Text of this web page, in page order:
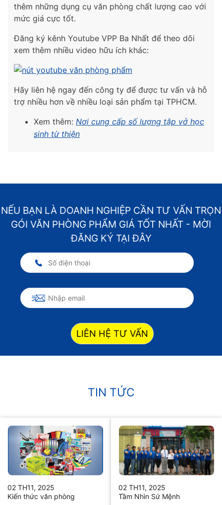
thêm những dụng cụ văn phòng chất lượng cao với
mức giá cực tốt.
Đăng ký kênh Youtube VPP Ba Nhất để theo dõi
xem thêm nhiều video hữu ích khác:
Hãy liên hệ ngay đến công ty để được tư vấn và hỗ
trợ nhiều hơn về nhiều loại sản phẩm tại TPHCM.
Xem thêm: Nơi cung cấp số lượng tập vở học
sinh từ thiện
NẾU BẠN LÀ DOANH NGHIỆP CẦN TƯ VẤN TRỌN
GÓI VĂN PHÒNG PHẨM GIÁ TỐT NHẤT - MỜI
ĐĂNG KÝ TẠI ĐÂY
LIÊN HỆ TƯ VẤN
TIN TỨC
02 TH11, 2025
Kiến thức văn phòng
02 TH11, 2025
Tầm Nhìn Sứ Mệnh